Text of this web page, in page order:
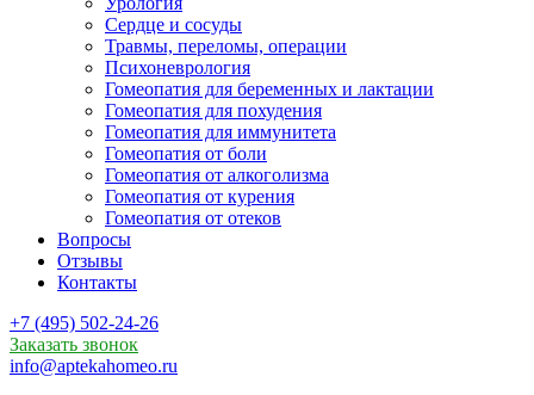
Сердце и сосуды
Травмы, переломы, операции
Психоневрология
Гомеопатия для беременных и лактации
Гомеопатия для похудения
Гомеопатия для иммунитета
Гомеопатия от боли
Гомеопатия от алкоголизма
Гомеопатия от курения
Гомеопатия от отеков
Вопросы
Отзывы
Контакты
+7 (495) 502-24-26
Заказать звонок
info@aptekahomeo.ru